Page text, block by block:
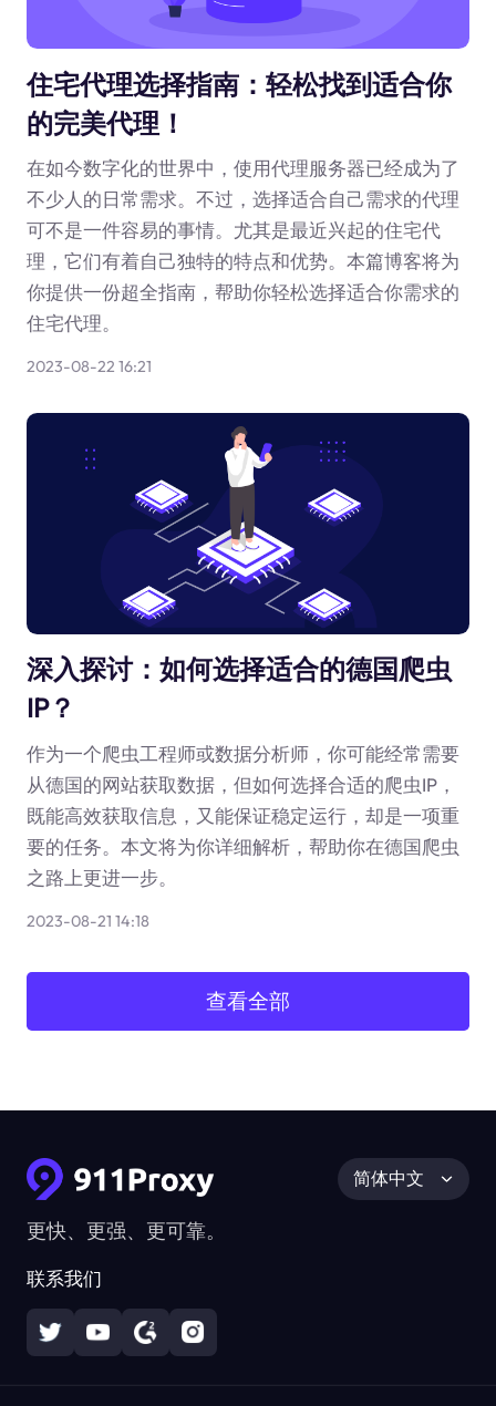
住宅代理选择指南：轻松找到适合你
的完美代理！
在如今数字化的世界中，使用代理服务器已经成为了
不少人的日常需求。不过，选择适合自己需求的代理
可不是一件容易的事情。尤其是最近兴起的住宅代
理，它们有着自己独特的特点和优势。本篇博客将为
你提供一份超全指南，帮助你轻松选择适合你需求的
住宅代理。
2023-08-22 16:21
深入探讨：如何选择适合的德国爬虫
IP？
作为一个爬虫工程师或数据分析师，你可能经常需要
从德国的网站获取数据，但如何选择合适的爬虫IP，
既能高效获取信息，又能保证稳定运行，却是一项重
要的任务。本文将为你详细解析，帮助你在德国爬虫
之路上更进一步。
2023-08-21 14:18
查看全部
更快、更强、更可靠。
联系我们
简体中文